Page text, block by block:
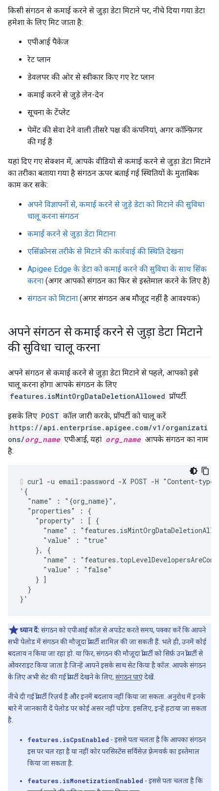
किसी संगठन से कमाई करने से जुड़ा डेटा मिटाने पर, नीचे दिया गया डेटा
हमेशा के लिए मिट जाता है:
एपीआई पैकेज
रेट प्लान
डेवलपर की ओर से स्वीकार किए गए रेट प्लान
कमाई करने से जुड़े लेन-देन
सूचना के टेंप्लेट
पेमेंट की सेवा देने वाली तीसरे पक्ष की कंपनियां, अगर कॉन्फ़िगर
की गई हैं
यहां दिए गए सेक्शन में, आपके वीडियो से कमाई करने से जुड़ा डेटा मिटाने
का तरीका बताया गया है संगठन ऊपर बताई गई स्थितियों के मुताबिक
काम कर सके:
अपने विज्ञापनों से, कमाई करने से जुड़े डेटा को मिटाने की सुविधा
चालू करना संगठन
कमाई करने से जुड़ा डेटा मिटाना
एसिंक्रोनस तरीके से मिटाने की कार्रवाई की स्थिति देखना
Apigee Edge के डेटा को कमाई करने की सुविधा के साथ सिंक
करना (अगर आपको संगठन का फिर से इस्तेमाल करने के लिए है)
संगठन को मिटाना (अगर संगठन अब मौजूद नहीं है आवश्यक)
अपने संगठन से कमाई करने से जुड़ा डेटा मिटाने
की सुविधा चालू करना
अपने संगठन से कमाई करने से जुड़ा डेटा मिटाने से पहले, आपको इसे
चालू करना होगा आपके संगठन के लिए
features.isMintOrgDataDeletionAllowed प्रॉपर्टी.
इसके लिए POST कॉल जारी करके, प्रॉपर्टी को चालू करें
https://api.enterprise.apigee.com/v1/organizati
ons/org_name एपीआई, यहां org_name आपके संगठन का नाम
है.
curl -u email:password -X POST -H "Content-
'{
  "name" : "{org_name}",
  "properties" : {
    "property" : [ {
"name" :
      "value" : "true"
    }, {
"name" :
      "value" : "false"
    } ]
  }
ध्यान दें: संगठन को एपीआई कॉल से अपडेट करते समय, पक्का करें कि आपने
सभी पेलोड में संगठन की मौजूदा प्रॉपर्टी शामिल की जा सकती हैं. भले ही, उनमें कोई
बदलाव न किया जा रहा हो. या फिर, संगठन की मौजूदा प्रॉपर्टी को सिर्फ़ उन प्रॉपर्टी से
ओवरराइट किया जाता है जिन्हें आपने इसके साथ सेट किया है कॉल. आपके संगठन
के लिए अभी सेट की गई प्रॉपर्टी देखने के लिए, संगठन पाएंदेखें.
नीचे दी गई प्रॉपर्टी रिज़र्व हैं और इनमें बदलाव नहीं किया जा सकता. अनुरोध में इनके
बारे में जानकारी दें पेलोड पर कोई असर नहीं पड़ेगा. इसलिए, इन्हें हटाया जा सकता
है.
features.isCpsEnabled - इससे पता चलता है कि आपका संगठन
इस पर चल रहा है या नहीं कोर परसिस्टेंस सर्विसेज़ फ़्रेमवर्क का इस्तेमाल
किया जा सकता है.
features.isMonetizationEnabled - इससे पता चलता है कि